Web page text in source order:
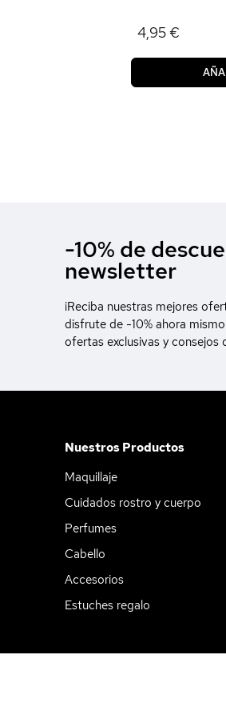
4,95 €
-10% de
newsletter
¡Reciba nuestras mejores
disfrute de -10% ahora
ofertas exclusivas y consejos
Nuestros Productos
Maquillaje
Cuidados rostro y cuerpo
Perfumes
Cabello
Accesorios
Estuches regalo